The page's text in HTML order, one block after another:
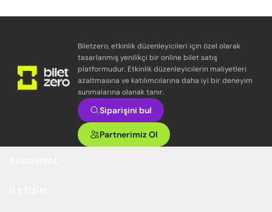
Biletzero, etkinlik düzenleyicileri için özel olarak
tasarlanmış yenilikçi bir online bilet satış
platformudur. Etkinlik düzenleyicilerin maliyetleri
azaltmasına ve katılımcılarına daha iyi bir deneyim
sunmalarına olanak tanır.
Siparişini bul
Partnerimiz Ol